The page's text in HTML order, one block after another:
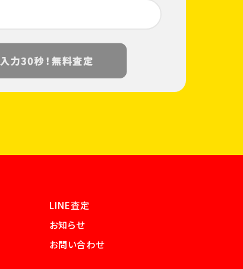
LINE査定
お知らせ
お問い合わせ